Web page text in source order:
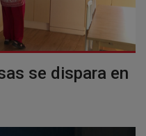
se dispara en